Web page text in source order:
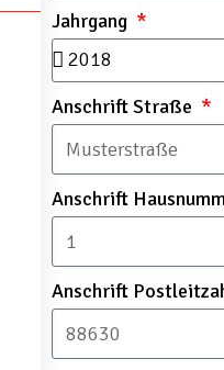
Jahrgang
Anschrift Straße
Anschrift
Anschrift